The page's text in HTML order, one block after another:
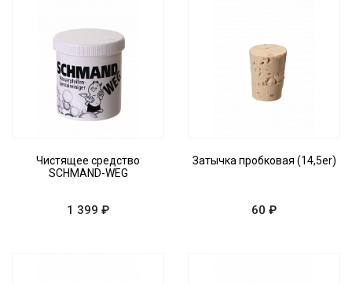
Чистящее средство
SCHMAND-WEG
1 399 ₽
Затычка пробковая (14,5er)
60 ₽